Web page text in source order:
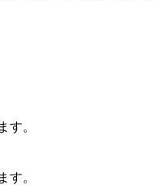
す。
す。